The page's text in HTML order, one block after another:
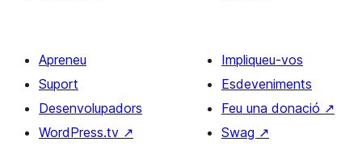
Apreneu
Suport
Desenvolupadors
WordPress.tv ↗
Impliqueu-vos
Esdeveniments
Feu una donació ↗
Swag ↗